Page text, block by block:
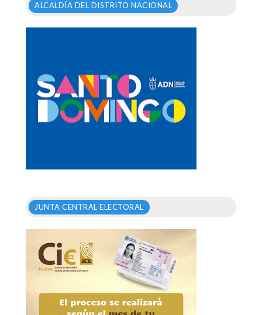
ALCALDÍA DEL DISTRITO NACIONAL
JUNTA CENTRAL ELECTORAL